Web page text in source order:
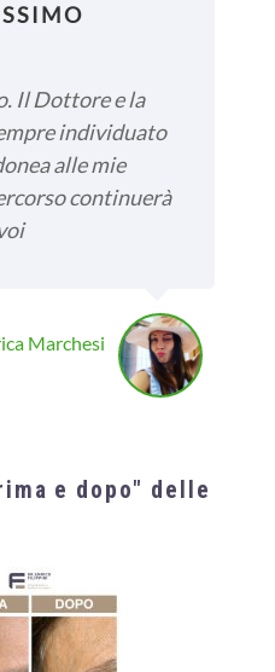
Il Dottore e la
individuato
alle mie
continuerà
Marchesi
e dopo" delle